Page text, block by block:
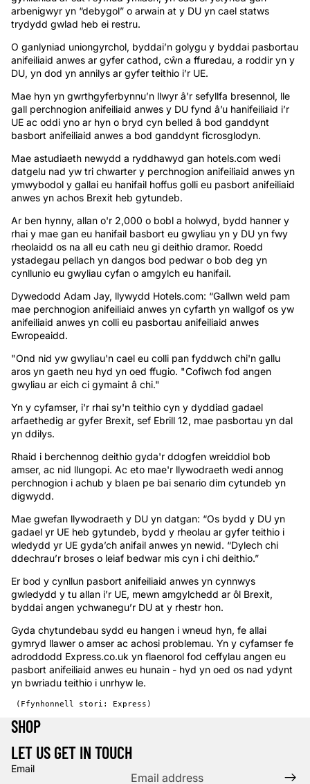
arbenigwyr yn “debygol” o arwain at y DU yn cael statws
trydydd gwlad heb ei restru.
O ganlyniad uniongyrchol, byddai’n golygu y byddai pasbortau
anifeiliaid anwes ar gyfer cathod, cŵn a ffuredau, a roddir yn y
DU, yn dod yn annilys ar gyfer teithio i’r UE.
Mae hyn yn gwrthgyferbynnu’n llwyr â’r sefyllfa bresennol, lle
gall perchnogion anifeiliaid anwes y DU fynd â’u hanifeiliaid i’r
UE ac oddi yno ar hyn o bryd cyn belled â bod ganddynt
basbort anifeiliaid anwes a bod ganddynt ficrosglodyn.
Mae astudiaeth newydd a ryddhawyd gan hotels.com wedi
datgelu nad yw tri chwarter y perchnogion anifeiliaid anwes yn
ymwybodol y gallai eu hanifail hoffus golli eu pasbort anifeiliaid
anwes yn achos Brexit heb gytundeb.
Ar ben hynny, allan o'r 2,000 o bobl a holwyd, bydd hanner y
rhai y mae gan eu hanifail basbort eu gwyliau yn y DU yn fwy
rheolaidd os na all eu cath neu gi deithio dramor. Roedd
ystadegau pellach yn dangos bod pedwar o bob deg yn
cynllunio eu gwyliau cyfan o amgylch eu hanifail.
Dywedodd Adam Jay, llywydd Hotels.com: “Gallwn weld pam
mae perchnogion anifeiliaid anwes yn cyfarth yn wallgof os yw
anifeiliaid anwes yn colli eu pasbortau anifeiliaid anwes
Ewropeaidd.
"Ond nid yw gwyliau'n cael eu colli pan fyddwch chi'n gallu
aros yn gaeth neu hyd yn oed ffugio. "Cofiwch fod angen
gwyliau ar eich ci gymaint â chi."
Yn y cyfamser, i'r rhai sy'n teithio cyn y dyddiad gadael
arfaethedig ar gyfer Brexit, sef Ebrill 12, mae pasbortau yn dal
yn ddilys.
Rhaid i berchennog deithio gyda'r ddogfen wreiddiol bob
amser, ac nid llungopi. Ac eto mae'r llywodraeth wedi annog
perchnogion i achub y blaen pe bai senario dim cytundeb yn
digwydd.
Mae gwefan llywodraeth y DU yn datgan: “Os bydd y DU yn
gadael yr UE heb gytundeb, bydd y rheolau ar gyfer teithio i
wledydd yr UE gyda’ch anifail anwes yn newid. “Dylech chi
ddechrau’r broses o leiaf bedwar mis cyn i chi deithio.”
Er bod y cynllun pasbort anifeiliaid anwes yn cynnwys
gwledydd y tu allan i’r UE, mewn amgylchedd ar ôl Brexit,
byddai angen ychwanegu’r DU at y rhestr hon.
Gyda chytundebau sydd eu hangen i wneud hyn, fe allai
gymryd llawer o amser ac achosi problemau. Yn y cyfamser fe
adroddodd Express.co.uk yn flaenorol fod ceffylau angen eu
pasbort anifeiliaid anwes eu hunain - hyd yn oed os nad ydynt
yn bwriadu teithio i unrhyw le.
(Ffynhonnell stori: Express)
SHOP
LET US GET IN TOUCH
Email